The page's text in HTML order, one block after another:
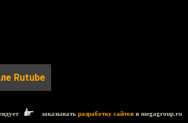
Rutube
заказывать разработку сайтов в megagroup.ru